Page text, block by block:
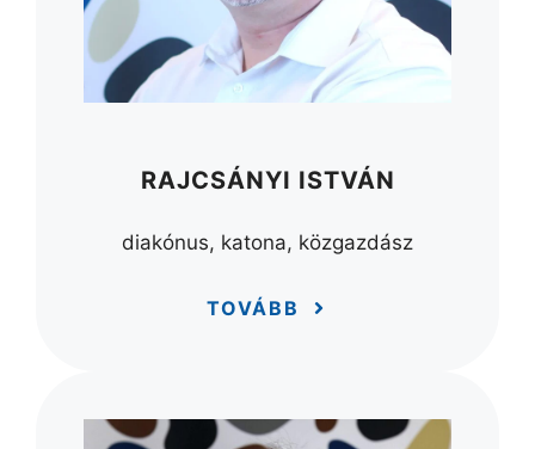
RAJCSÁNYI ISTVÁN
diakónus, katona, közgazdász
TOVÁBB